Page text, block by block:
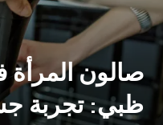
صالون المرأة
ظبي: تجربة